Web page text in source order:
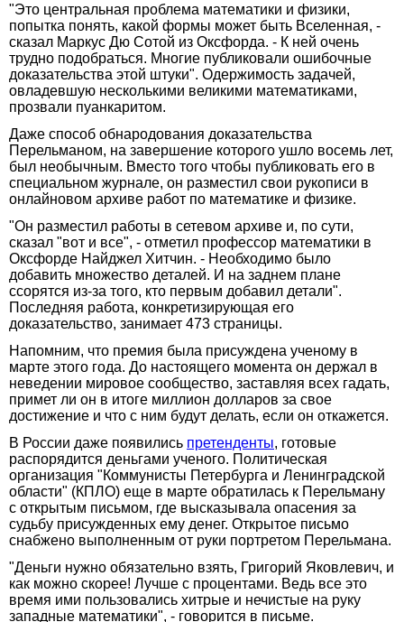
"Это центральная проблема математики и физики,
попытка понять, какой формы может быть Вселенная, -
сказал Маркус Дю Сотой из Оксфорда. - К ней очень
трудно подобраться. Многие публиковали ошибочные
доказательства этой штуки". Одержимость задачей,
овладевшую несколькими великими математиками,
прозвали пуанкаритом.
Даже способ обнародования доказательства
Перельманом, на завершение которого ушло восемь лет,
был необычным. Вместо того чтобы публиковать его в
специальном журнале, он разместил свои рукописи в
онлайновом архиве работ по математике и физике.
"Он разместил работы в сетевом архиве и, по сути,
сказал "вот и все", - отметил профессор математики в
Оксфорде Найджел Хитчин. - Необходимо было
добавить множество деталей. И на заднем плане
ссорятся из-за того, кто первым добавил детали".
Последняя работа, конкретизирующая его
доказательство, занимает 473 страницы.
Напомним, что премия была присуждена ученому в
марте этого года. До настоящего момента он держал в
неведении мировое сообщество, заставляя всех гадать,
примет ли он в итоге миллион долларов за свое
достижение и что с ним будут делать, если он откажется.
В России даже появились претенденты, готовые
распорядится деньгами ученого. Политическая
организация "Коммунисты Петербурга и Ленинградской
области" (КПЛО) еще в марте обратилась к Перельману
с открытым письмом, где высказывала опасения за
судьбу присужденных ему денег. Открытое письмо
снабжено выполненным от руки портретом Перельмана.
"Деньги нужно обязательно взять, Григорий Яковлевич, и
как можно скорее! Лучше с процентами. Ведь все это
время ими пользовались хитрые и нечистые на руку
западные математики", - говорится в письме.